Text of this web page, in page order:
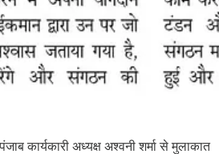
कार्यकारी अध्यक्ष अश्वनी शर्मा से मुलाकात